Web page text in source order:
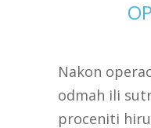
Nakon
odmah ili
proceniti